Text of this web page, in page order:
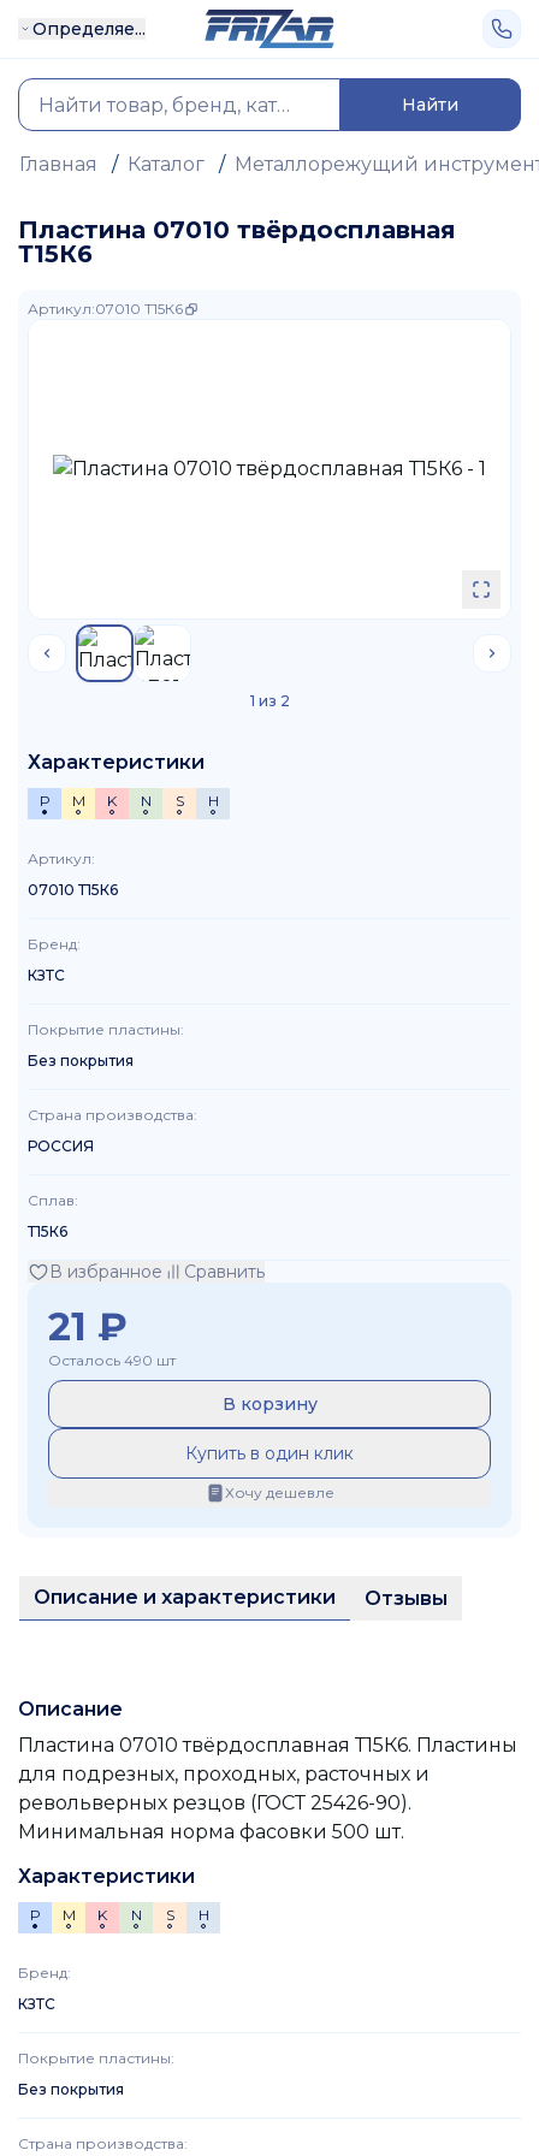
Определяе...
Найти
Главная / Каталог / Металлорежущий
Пластина 07010 твёрдосплавная
Т15К6
Артикул:07010 Т15К6
1 из 2
Характеристики
P M K N S H
Артикул:
07010 Т15К6
Бренд:
КЗТС
Покрытие пластины:
Без покрытия
Страна производства:
РОССИЯ
Сплав:
Т15К6
В избранное Сравнить
21 ₽
Осталось 490 шт
В корзину
Купить в один клик
Хочу дешевле
Описание и характеристики Отзывы
Описание
Пластина 07010 твёрдосплавная Т15К6. Пластины
для подрезных, проходных, расточных и
револьверных резцов (ГОСТ 25426-90).
Минимальная норма фасовки 500 шт.
Характеристики
P M K N S H
Бренд:
КЗТС
Покрытие пластины:
Без покрытия
Страна производства: